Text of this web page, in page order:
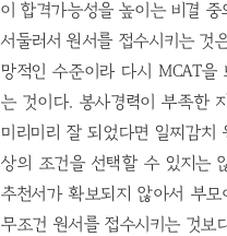
이 합격가능성을 높이는 비결
서둘러서 원서를 접수시키는 것
망적인 수준이라 다시 MCAT
는 것이다. 봉사경력이 부족한
미리미리 잘 되었다면 일찌감
상의 조건을 선택할 수 있지는
추천서가 확보되지 않아서 부
무조건 원서를 접수시키는 것보